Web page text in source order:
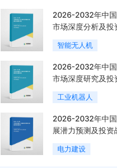
2026-2032年中
市场深度分析及投
智能无人机
2026-2032年中
市场深度研究及投
工业机器人
2026-2032年中
展潜力预测及投资
电力建设